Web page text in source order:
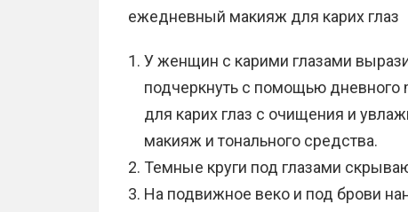
ежедневный макияж для карих глаз
У женщин с карими глазами
подчеркнуть с помощью
для карих глаз с очищения и
макияж и тонального средства.
Темные круги под глазами
На подвижное веко и под брови